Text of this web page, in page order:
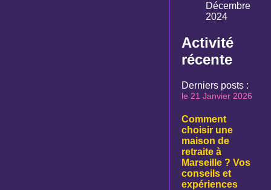
Décembre
2024
Activité
récente
Derniers posts :
le 21 Janvier 2026
Comment
choisir une
maison de
retraite à
Marseille ? Vos
conseils et
expériences